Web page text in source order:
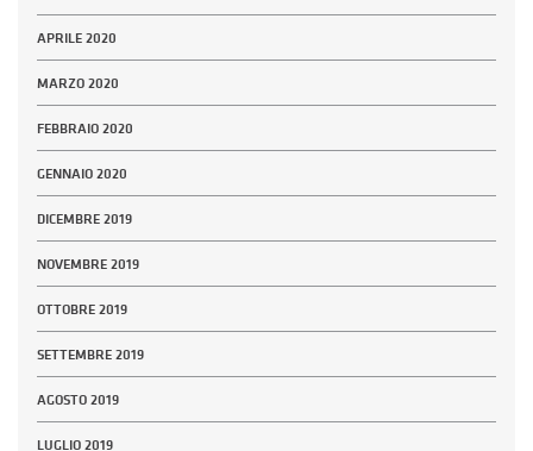
APRILE 2020
MARZO 2020
FEBBRAIO 2020
GENNAIO 2020
DICEMBRE 2019
NOVEMBRE 2019
OTTOBRE 2019
SETTEMBRE 2019
AGOSTO 2019
LUGLIO 2019